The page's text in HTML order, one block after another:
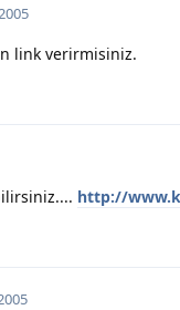
link verirmisiniz.
http://